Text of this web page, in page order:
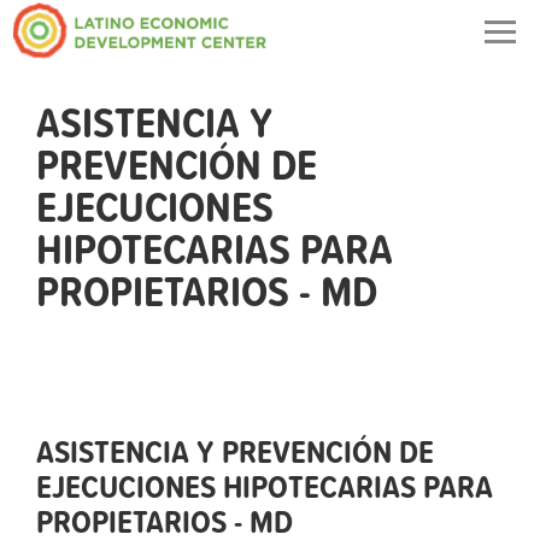
ASISTENCIA Y
PREVENCIÓN DE
EJECUCIONES
HIPOTECARIAS PARA
PROPIETARIOS - MD
ASISTENCIA Y PREVENCIÓN DE
EJECUCIONES HIPOTECARIAS PARA
PROPIETARIOS - MD